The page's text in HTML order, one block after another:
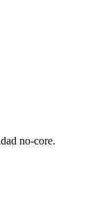
no-core.